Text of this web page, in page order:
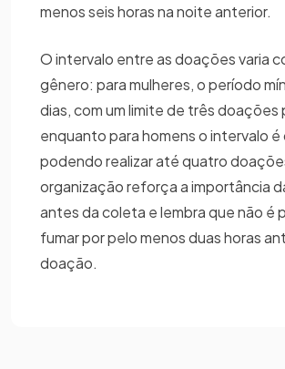
menos seis horas na noite anterior.
O intervalo entre as doações varia
gênero: para mulheres, o período
dias, com um limite de três doações
enquanto para homens o intervalo é
podendo realizar até quatro
organização reforça a importância
antes da coleta e lembra que não é
fumar por pelo menos duas horas
doação.